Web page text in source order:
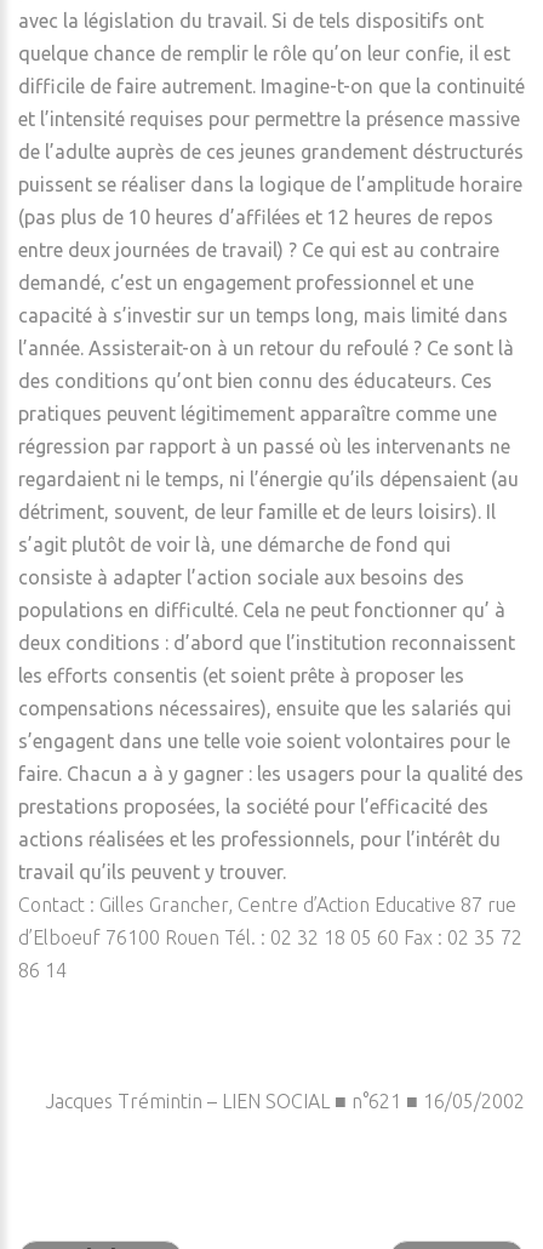
avec la législation du travail. Si de tels dispositifs ont
quelque chance de remplir le rôle qu’on leur confie, il est
difficile de faire autrement. Imagine-t-on que la continuité
et l’intensité requises pour permettre la présence massive
de l’adulte auprès de ces jeunes grandement déstructurés
puissent se réaliser dans la logique de l’amplitude horaire
(pas plus de 10 heures d’affilées et 12 heures de repos
entre deux journées de travail) ? Ce qui est au contraire
demandé, c’est un engagement professionnel et une
capacité à s’investir sur un temps long, mais limité dans
l’année. Assisterait-on à un retour du refoulé ? Ce sont là
des conditions qu’ont bien connu des éducateurs. Ces
pratiques peuvent légitimement apparaître comme une
régression par rapport à un passé où les intervenants ne
regardaient ni le temps, ni l’énergie qu’ils dépensaient (au
détriment, souvent, de leur famille et de leurs loisirs). Il
s’agit plutôt de voir là, une démarche de fond qui
consiste à adapter l’action sociale aux besoins des
populations en difficulté. Cela ne peut fonctionner qu’ à
deux conditions : d’abord que l’institution reconnaissent
les efforts consentis (et soient prête à proposer les
compensations nécessaires), ensuite que les salariés qui
s’engagent dans une telle voie soient volontaires pour le
faire. Chacun a à y gagner : les usagers pour la qualité des
prestations proposées, la société pour l’efficacité des
actions réalisées et les professionnels, pour l’intérêt du
travail qu’ils peuvent y trouver.
Contact : Gilles Grancher, Centre d’Action Educative 87 rue
d’Elboeuf 76100 Rouen Tél. : 02 32 18 05 60 Fax : 02 35 72
86 14
Jacques Trémintin – LIEN SOCIAL ■ n°621 ■ 16/05/2002